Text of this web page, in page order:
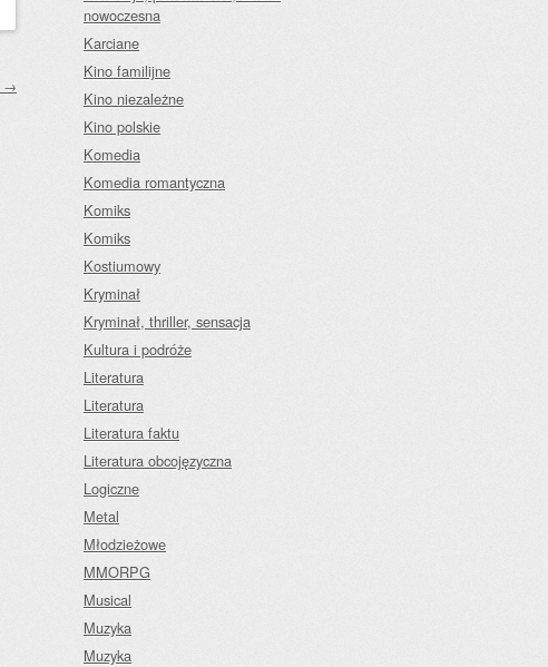
→
nowoczesna
Karciane
Kino familijne
Kino niezależne
Kino polskie
Komedia
Komedia romantyczna
Komiks
Komiks
Kostiumowy
Kryminał
Kryminał, thriller, sensacja
Kultura i podróże
Literatura
Literatura
Literatura faktu
Literatura obcojęzyczna
Logiczne
Metal
Młodzieżowe
MMORPG
Musical
Muzyka
Muzyka